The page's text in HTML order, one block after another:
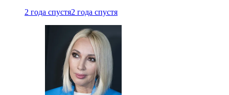
2 года спустя2 года спустя